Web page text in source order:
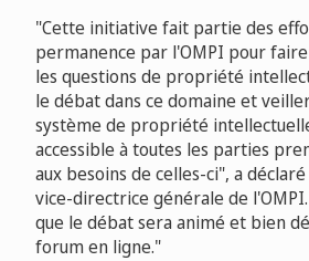
"Cette initiative fait partie des
permanence par l'OMPI pour
les questions de propriété
le débat dans ce domaine et
système de propriété
accessible à toutes les parties
aux besoins de celles-ci", a
vice-directrice générale de
que le débat sera animé et bien
forum en ligne."